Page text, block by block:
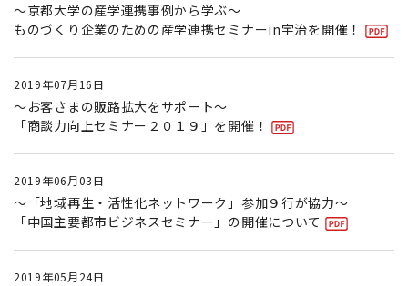
〜京都大学の産学連携事例から学ぶ〜
ものづくり企業のための産学連携セミナーin宇治を開催！
2019年07月16日
〜お客さまの販路拡大をサポート〜
「商談力向上セミナー２０１９」を開催！
2019年06月03日
〜「地域再生・活性化ネットワーク」参加９行が協力〜
「中国主要都市ビジネスセミナー」の開催について
2019年05月24日